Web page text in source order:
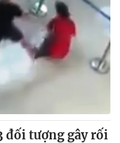
đối tượng gây rối